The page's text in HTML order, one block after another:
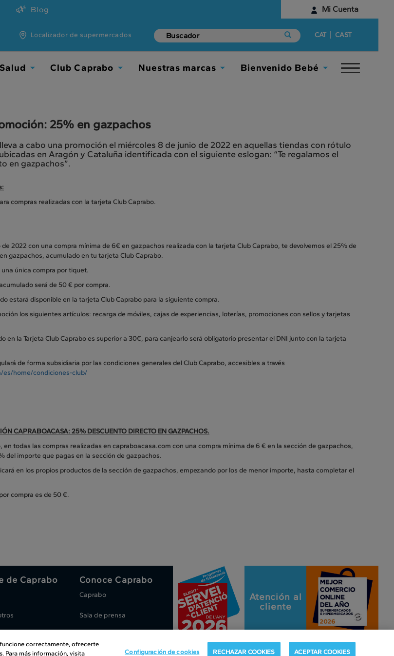
Mi Cuenta
Identifícate
Empieza aquí
Blog
Localizador de supermercados CAT | CAST
Salud Club Caprabo Nuestras marcas Bienvenido Bebé
Toggle
25% en gazpachos
a cabo una promoción el miércoles 8 de junio de 2022 en aquellas tiendas con rótulo
en Aragón y Cataluña identificada con el siguiente eslogan: “Te regalamos el
en gazpachos”.
compras realizadas con la tarjeta Club Caprabo.
de 2022 con una compra mínima de 6€ en gazpachos realizada con la tarjeta Club Caprabo, te devolvemos el 25% de
gazpachos, acumulado en tu tarjeta Club Caprabo.
única compra por tiquet.
será de 50 € por compra.
estará disponible en la tarjeta Club Caprabo para la siguiente compra.
los siguientes artículos: recarga de móviles, cajas de experiencias, loterías, promociones con sellos y tarjetas
en la Tarjeta Club Caprabo es superior a 30€, para canjearlo será obligatorio presentar el DNI junto con la tarjeta
de forma subsidiaria por las condiciones generales del Club Caprabo, accesibles a través
es/home/condiciones-club/
CAPRABOACASA: 25% DESCUENTO DIRECTO EN GAZPACHOS.
en todas las compras realizadas en capraboacasa.com con una compra mínima de 6 € en la sección de gazpachos,
del importe que pagas en la sección de gazpachos.
en los propios productos de la sección de gazpachos, empezando por los de menor importe, hasta completar el
compra es de 50 €.
de Caprabo Conoce Caprabo
Caprabo
Sala de prensa
Atención al
cliente
cookies | Aviso legal | Canal interno de información
correctamente, ofrecerte
Para más información, visita
Configuración de cookies RECHAZAR COOKIES ACEPTAR COOKIES